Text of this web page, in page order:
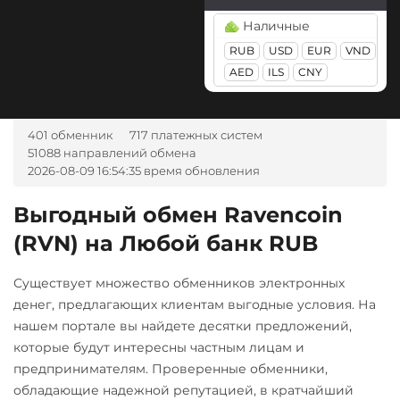
Ravencoin (RVN)
×
Ripple (XRP)
ERC20 BEP20
Solana (SOL)
Stellar (XLM)
Sui
Terra (LUNA)
Tether (USDT)
Kusama (KSM)
Litecoin (LTC)
Monero (XMR)
Ontology (ONT)
Optimism (OP)
PancakeSwap (CAKE)
Pax Dollar (USDP)
ERC20
Pepe
USD RUB EUR
KZT
BYN AMD
THB
GBP
TRY PLN
MDL
KGS CNY
AZN
TJS
А-Банк UAH
Авангард RUB
Ак Барс Банк RUB
Альфа-Банк
RUB CASH-IN RUB
Беларусбанк BYN
Наличные
RUB USD EUR
VND
AED
ILS CNY
401 обменник
717 платежных систем
51088 направлений обмена
2026-08-09 16:54:35 время обновления
Выгодный обмен Ravencoin
(RVN) на Любой банк RUB
Существует множество обменников электронных
денег, предлагающих клиентам выгодные условия. На
нашем портале вы найдете десятки предложений,
которые будут интересны частным лицам и
предпринимателям. Проверенные обменники,
обладающие надежной репутацией, в кратчайший